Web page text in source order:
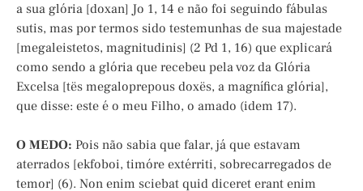
a sua glória [doxan] Jo 1, 14 e não foi seguindo fábulas
sutis, mas por termos sido testemunhas de sua majestade
[megaleistetos, magnitudinis] (2 Pd 1, 16) que explicará
como sendo a glória que recebeu pela voz da Glória
Excelsa [tës megaloprepous doxës, a magnífica glória],
que disse: este é o meu Filho, o amado (idem 17).
O MEDO: Pois não sabia que falar, já que estavam
aterrados [ekfoboi, timóre extérriti, sobrecarregados de
temor] (6). Non enim sciebat quid diceret erant enim